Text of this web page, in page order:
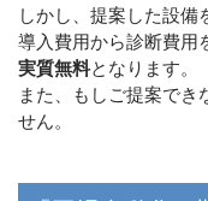
しかし、提案した設備
導入費用から診断費用
実質無料となります。
また、もしご提案でき
せん。